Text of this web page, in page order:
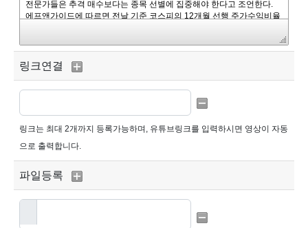
링크연결
링크는 최대 2개까지 등록가능하며, 유튜브링크를 입력하시면 영상이 자동
으로 출력합니다.
파일등록